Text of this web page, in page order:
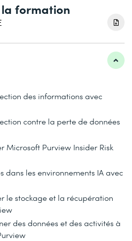
formation
des informations avec
contre la perte de données
Microsoft Purview Insider Risk
dans les environnements IA avec
le stockage et la récupération
des données et des activités à